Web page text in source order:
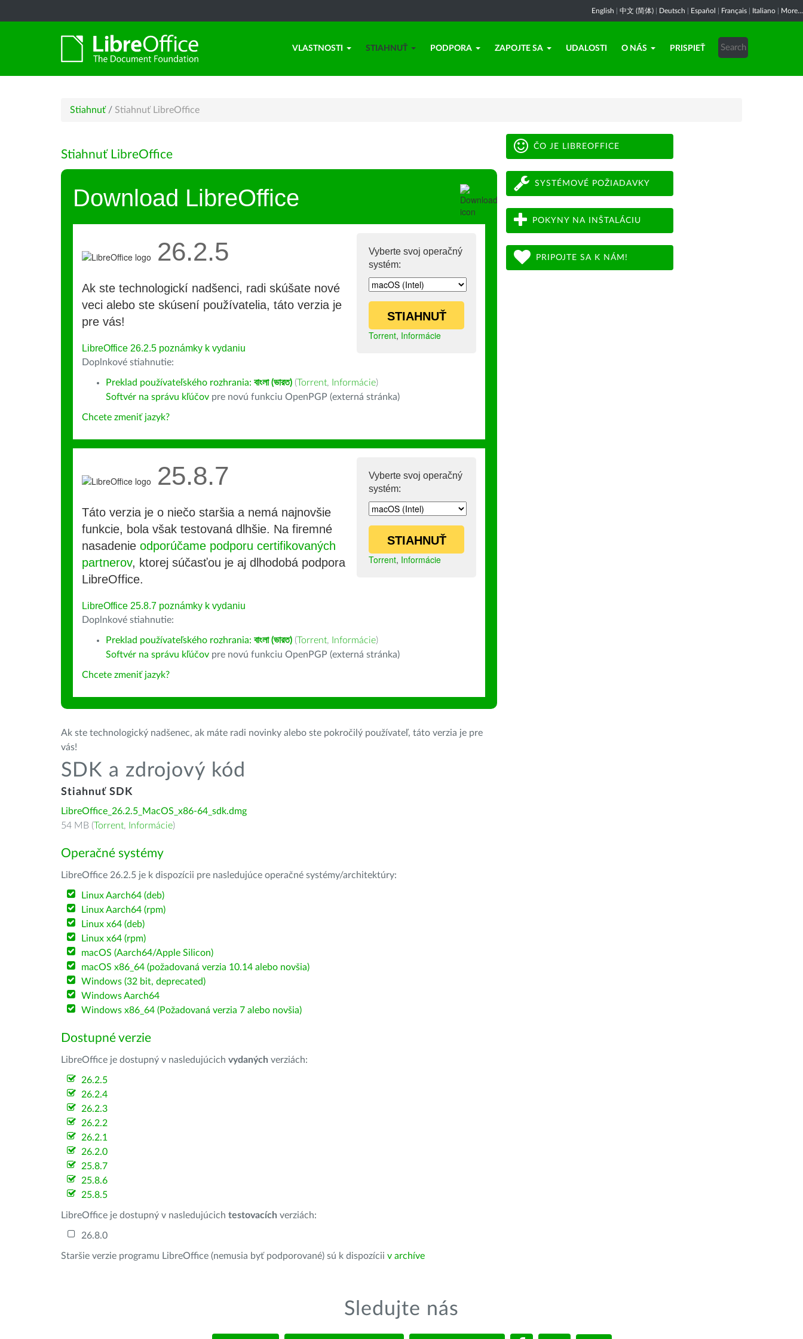
English 中文 (简体) Deutsch Español Français Italiano More...
VLASTNOSTI STIAHNUŤ PODPORA ZAPOJTE SA UDALOSTI O NÁS PRISPIEŤ
Stiahnuť / Stiahnuť LibreOffice
Stiahnuť LibreOffice
Download LibreOffice
Vyberte svoj operačný
systém:
STIAHNUŤ
Torrent, Informácie
26.2.5
Ak ste technologickí nadšenci, radi skúšate nové
veci alebo ste skúsení používatelia, táto verzia je
pre vás!
LibreOffice 26.2.5 poznámky k vydaniu
Doplnkové stiahnutie:
Preklad používateľského rozhrania: বাংলা (ভারত) (Torrent, Informácie)
Softvér na správu kľúčov pre novú funkciu OpenPGP (externá stránka)
Chcete zmeniť jazyk?
Vyberte svoj operačný
systém:
STIAHNUŤ
Torrent, Informácie
25.8.7
Táto verzia je o niečo staršia a nemá najnovšie
funkcie, bola však testovaná dlhšie. Na firemné
nasadenie odporúčame podporu certifikovaných
partnerov, ktorej súčasťou je aj dlhodobá podpora
LibreOffice.
LibreOffice 25.8.7 poznámky k vydaniu
Doplnkové stiahnutie:
Preklad používateľského rozhrania: বাংলা (ভারত) (Torrent, Informácie)
Softvér na správu kľúčov pre novú funkciu OpenPGP (externá stránka)
Chcete zmeniť jazyk?
Ak ste technologický nadšenec, ak máte radi novinky alebo ste pokročilý používateľ, táto verzia je pre
vás!
SDK a zdrojový kód
Stiahnuť SDK
LibreOffice_26.2.5_MacOS_x86-64_sdk.dmg
54 MB (Torrent, Informácie)
Operačné systémy
LibreOffice 26.2.5 je k dispozícii pre nasledujúce operačné systémy/architektúry:
Linux Aarch64 (deb)
Linux Aarch64 (rpm)
Linux x64 (deb)
Linux x64 (rpm)
macOS (Aarch64/Apple Silicon)
macOS x86_64 (požadovaná verzia 10.14 alebo novšia)
Windows (32 bit, deprecated)
Windows Aarch64
Windows x86_64 (Požadovaná verzia 7 alebo novšia)
Dostupné verzie
LibreOffice je dostupný v nasledujúcich vydaných verziách:
26.2.5
26.2.4
26.2.3
26.2.2
26.2.1
26.2.0
25.8.7
25.8.6
25.8.5
LibreOffice je dostupný v nasledujúcich testovacích verziách:
26.8.0
Staršie verzie programu LibreOffice (nemusia byť podporované) sú k dispozícii v archíve
ČO JE LIBREOFFICE
SYSTÉMOVÉ POŽIADAVKY
POKYNY NA INŠTALÁCIU
PRIPOJTE SA K NÁM!
Sledujte nás